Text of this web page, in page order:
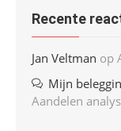
Recente
Jan Veltman op
Mijn
Aandelen